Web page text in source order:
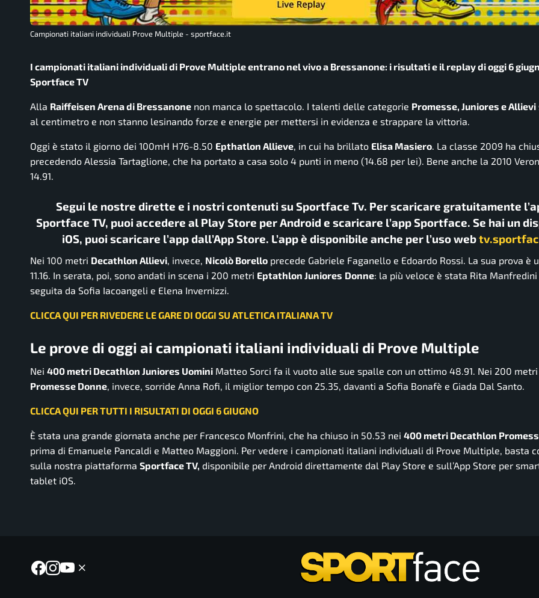
Campionati italiani individuali Prove Multiple - sportface.it
I campionati italiani individuali di Prove Multiple entrano nel vivo a Bressanone: i risultati e il replay di oggi 6
Sportface TV
Alla Raiffeisen Arena di Bressanone non manca lo spettacolo. I talenti delle categorie Promesse, Juniores e Allievi
al centimetro e non stanno lesinando forze e energie per mettersi in evidenza e strappare la vittoria.
Oggi è stato il giorno dei 100mH H76-8.50 Epthatlon Allieve, in cui ha brillato Elisa Masiero. La classe 2009 ha
precedendo Alessia Tartaglione, che ha portato a casa solo 4 punti in meno (14.68 per lei). Bene anche la 2010
14.91.
Segui le nostre dirette e i nostri contenuti su Sportface Tv. Per scaricare gratuitamente
Sportface TV, puoi accedere al Play Store per Android e scaricare l’app Sportface. Se hai un
iOS, puoi scaricare l’app dall’App Store. L’app è disponibile anche per l’uso web
Nei 100 metri Decathlon Allievi , invece, Nicolò Borello precede Gabriele Faganello e Edoardo Rossi. La sua prova è
11.16. In serata, poi, sono andati in scena i 200 metri Eptathlon Juniores Donne: la più veloce è stata Rita Manfredini
seguita da Sofia Iacoangeli e Elena Invernizzi.
CLICCA QUI PER RIVEDERE LE GARE DI OGGI SU ATLETICA ITALIANA TV
Le prove di oggi ai campionati italiani individuali di Prove Multiple
Nei 400 metri Decathlon Juniores Uomini Matteo Sorci fa il vuoto alle sue spalle con un ottimo 48.91. Nei 200 metri
Promesse Donne, invece, sorride Anna Rofi, il miglior tempo con 25.35, davanti a Sofia Bonafè e Giada Dal Santo.
CLICCA QUI PER TUTTI I RISULTATI DI OGGI 6 GIUGNO
È stata una grande giornata anche per Francesco Monfrini, che ha chiuso in 50.53 nei 400 metri Decathlon
prima di Emanuele Pancaldi e Matteo Maggioni. Per vedere i campionati italiani individuali di Prove Multiple, basta
sulla nostra piattaforma Sportface TV, disponibile per Android direttamente dal Play Store e sull’App Store per
tablet iOS.